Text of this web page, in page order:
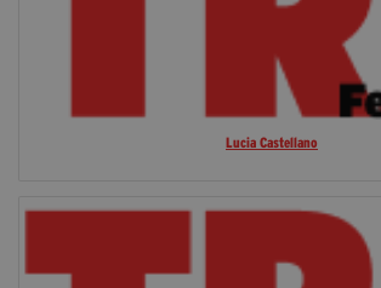
Lucia Castellano